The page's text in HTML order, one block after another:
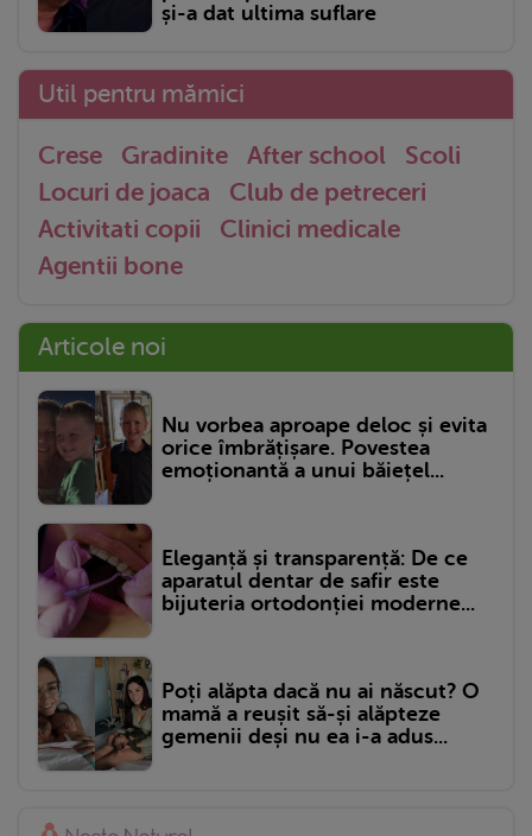
și-a dat ultima suflare
Util pentru mămici
Crese Gradinite After school
Scoli
Locuri de joaca
Club de petreceri
Activitati copii
Clinici medicale
Agentii bone
Articole noi
Nu vorbea aproape deloc și evita
orice îmbrățișare. Povestea
emoționantă a unui băiețel...
Eleganță și transparență: De ce
aparatul dentar de safir este
bijuteria ortodonției moderne...
Poți alăpta dacă nu ai născut? O
mamă a reușit să-și alăpteze
gemenii deși nu ea i-a adus...